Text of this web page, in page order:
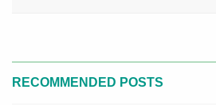
RECOMMENDED POSTS